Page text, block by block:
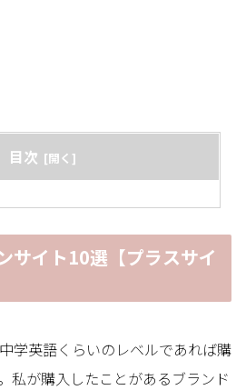
目次
サイト10選【プラスサイ
学英語くらいのレベルであれば購
私が購入したことがあるブランド